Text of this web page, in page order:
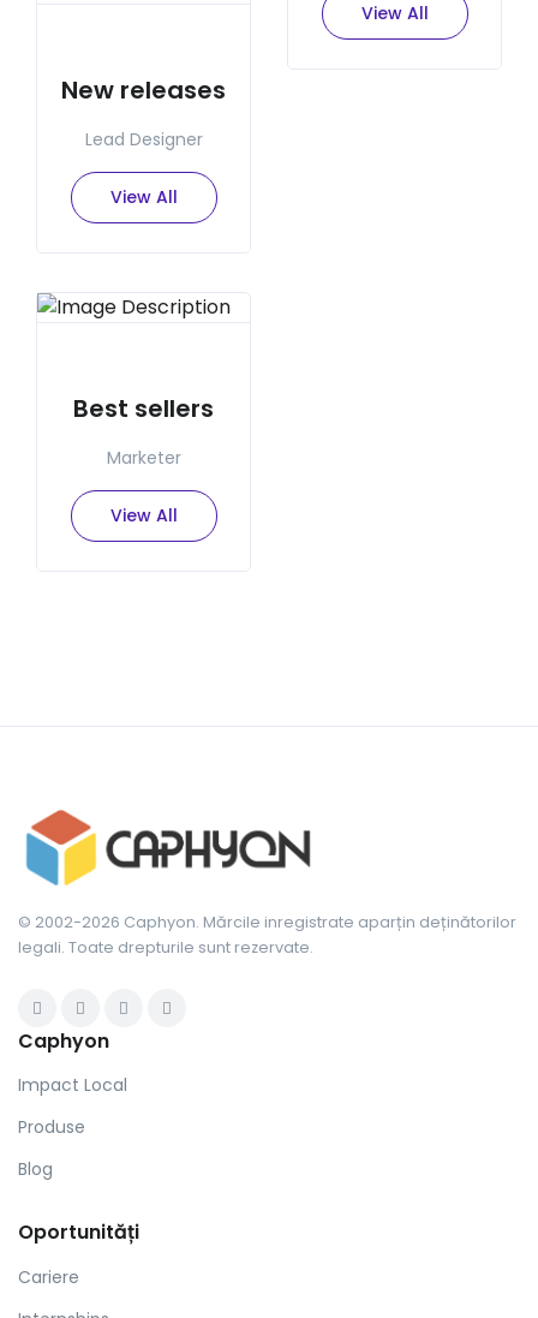
New releases
Lead Designer
View All
View All
Best sellers
Marketer
View All
© 2002-2026 Caphyon. Mărcile inregistrate aparțin deținătorilor
legali. Toate drepturile sunt rezervate.
Caphyon
Impact Local
Produse
Blog
Oportunități
Cariere